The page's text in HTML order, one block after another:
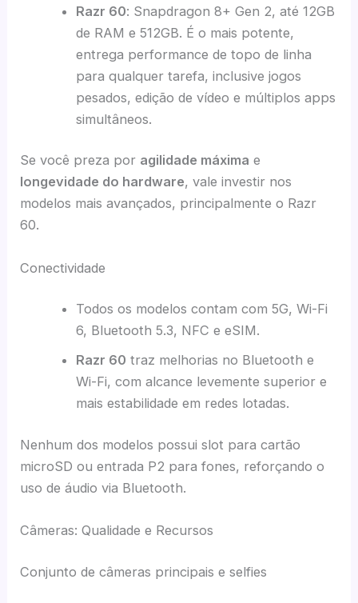
Razr 60: Snapdragon 8+ Gen 2, até 12GB
de RAM e 512GB. É o mais potente,
entrega performance de topo de linha
para qualquer tarefa, inclusive jogos
pesados, edição de vídeo e múltiplos apps
simultâneos.
Se você preza por agilidade máxima e
longevidade do hardware, vale investir nos
modelos mais avançados, principalmente o Razr
60.
Conectividade
Todos os modelos contam com 5G, Wi-Fi
6, Bluetooth 5.3, NFC e eSIM.
Razr 60 traz melhorias no Bluetooth e
Wi-Fi, com alcance levemente superior e
mais estabilidade em redes lotadas.
Nenhum dos modelos possui slot para cartão
microSD ou entrada P2 para fones, reforçando o
uso de áudio via Bluetooth.
Câmeras: Qualidade e Recursos
Conjunto de câmeras principais e selfies